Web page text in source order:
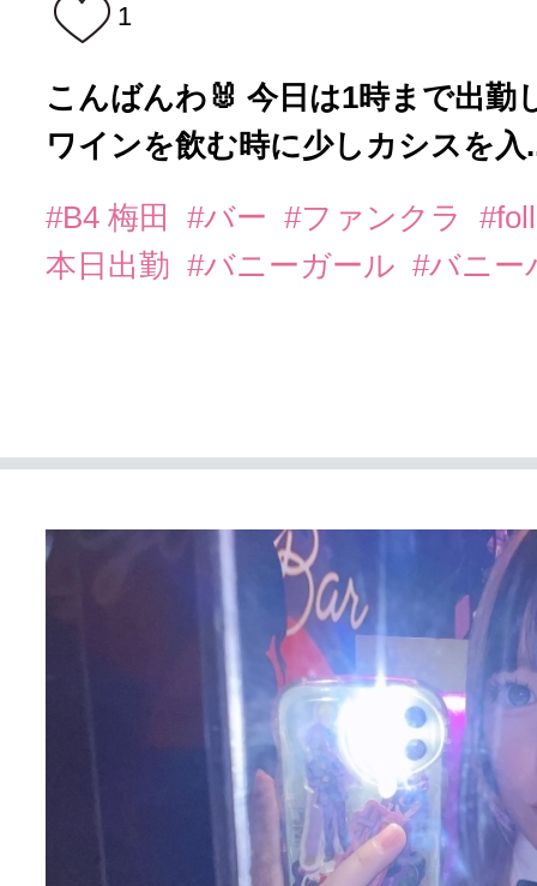
1
こんばんわ🐰 今日は1時まで出勤
ワインを飲む時に少しカシスを入
#B4 梅田 #バー #ファンクラ
本日出勤 #バニーガール #バニ